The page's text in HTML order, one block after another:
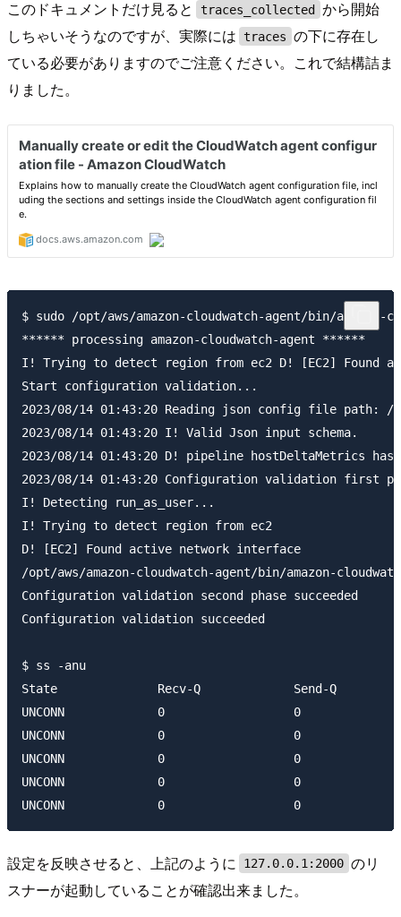
このドキュメントだけ見ると
traces_collected から開始
しちゃいそうなのですが、実際には traces の下に存在し
ている必要がありますのでご注意ください。これで結構詰ま
りました。
$ sudo /opt/aws/amazon-cloudwatch-agent/bin/
****** processing amazon-cloudwatch-agent ******
I! Trying to detect region from ec2 D! [EC2] Found
Start configuration validation...
2023/08/14 01:43:20 Reading json config file path: /
2023/08/14 01:43:20 I! Valid Json input schema.
2023/08/14 01:43:20 D! pipeline hostDeltaMetrics
2023/08/14 01:43:20 Configuration validation first
I! Detecting run_as_user...
I! Trying to detect region from ec2
D! [EC2] Found active network interface
/opt/aws/amazon-cloudwatch-agent/bin/amazon-
Configuration validation second phase succeeded
Configuration validation succeeded
$ ss -anu
State              Recv-Q             Send-Q
UNCONN             0                  0
UNCONN             0                  0
UNCONN             0                  0
UNCONN             0                  0
設定を反映させると、上記のように 127.0.0.1:2000 のリ
スナーが起動していることが確認出来ました。